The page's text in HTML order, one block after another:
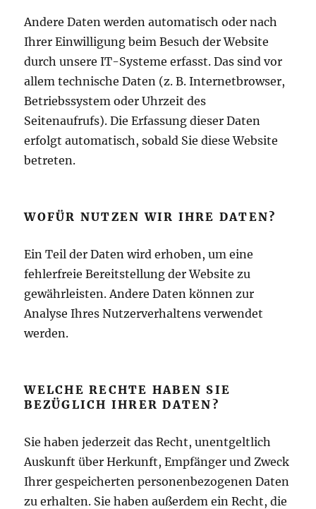
Andere Daten werden automatisch oder nach
Ihrer Einwilligung beim Besuch der Website
durch unsere IT-Systeme erfasst. Das sind vor
allem technische Daten (z. B. Internetbrowser,
Betriebssystem oder Uhrzeit des
Seitenaufrufs). Die Erfassung dieser Daten
erfolgt automatisch, sobald Sie diese Website
betreten.
WOFÜR NUTZEN WIR IHRE DATEN?
Ein Teil der Daten wird erhoben, um eine
fehlerfreie Bereitstellung der Website zu
gewährleisten. Andere Daten können zur
Analyse Ihres Nutzerverhaltens verwendet
werden.
WELCHE RECHTE HABEN SIE
BEZÜGLICH IHRER DATEN?
Sie haben jederzeit das Recht, unentgeltlich
Auskunft über Herkunft, Empfänger und Zweck
Ihrer gespeicherten personenbezogenen Daten
zu erhalten. Sie haben außerdem ein Recht, die